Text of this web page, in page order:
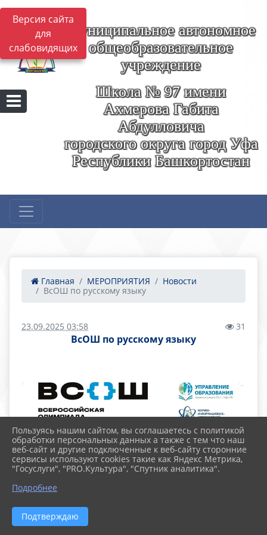
Версия сайта
для
слабовидящих
Муниципальное автономное
общеобразовательное
учреждение
Школа № 97 имени
Ахмерова Габита
Абдулловича
городского округа город Уфа
Республики Башкортостан
Главная МЕРОПРИЯТИЯ
Новости
ВсОШ по русскому языку
23.09.2025 03:58 31
ВсОШ по русскому языку
Пользуясь нашим сайтом, вы соглашаетесь с политикой
обработки персональных данных а также с тем что наш
веб-сайт и другие подключенные к веб-сайту сторонние
сервисы используют cookies такие как Яндекс Метрика,
"Госуслуги", "PRO.Культура", "Спутник аналитика".
Подробнее
Подтверждаю